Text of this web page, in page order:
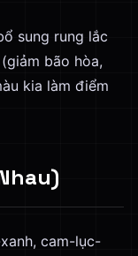
sung rung lắc
bão hòa,
kia làm điểm
cam-lục-